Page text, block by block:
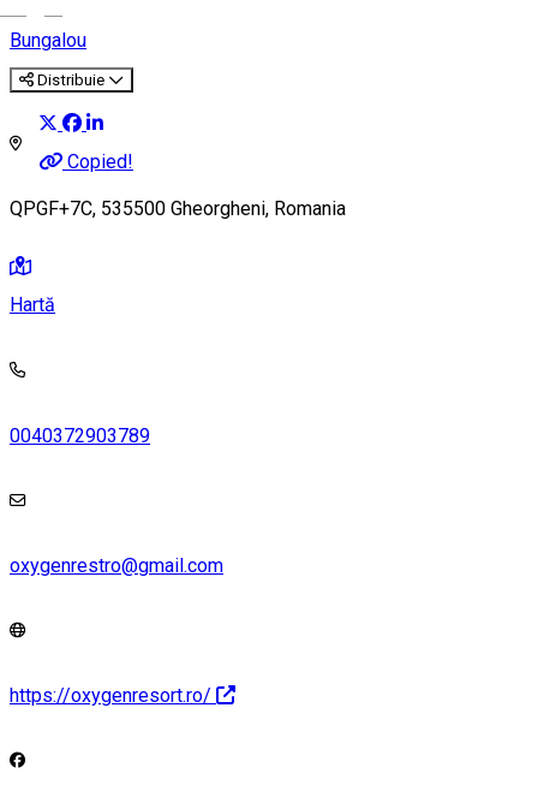
Bungalou
Distribuie
Copied!
QPGF+7C, 535500 Gheorgheni, Romania
Hartă
0040372903789
oxygenrestro@gmail.com
https://oxygenresort.ro/